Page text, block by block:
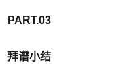
PART.03
拜谱小结